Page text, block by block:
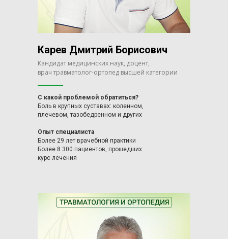
Карев Дмитрий Борисович
Кандидат медицинских наук, доцент,
врач травматолог-ортопед высшей категории
С какой проблемой обратиться?
Боль в крупных суставах: коленном,
плечевом, тазобедренном и других
Опыт специалиста
Более 29 лет врачебной практики
Более 8 300 пациентов, прошедших
курс лечения